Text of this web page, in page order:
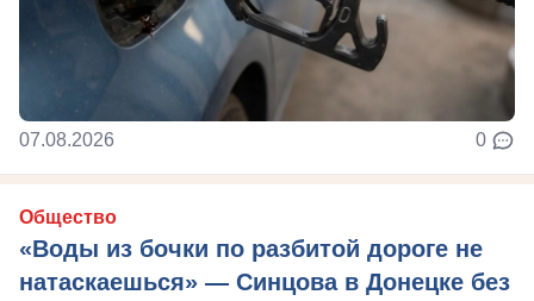
07.08.2026 0
Общество
«Воды из бочки по разбитой дороге не
натаскаешься» — Синцова в Донецке без